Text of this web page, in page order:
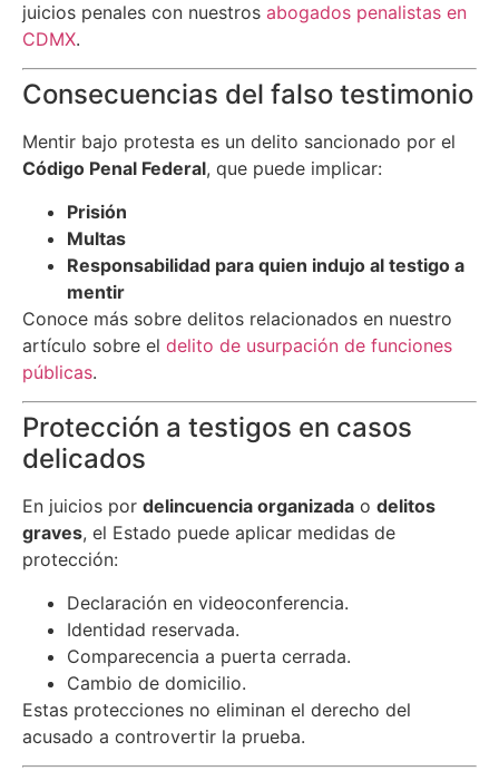
juicios penales con nuestros abogados penalistas en
CDMX.
Consecuencias del falso testimonio
Mentir bajo protesta es un delito sancionado por el
Código Penal Federal, que puede implicar:
Prisión
Multas
Responsabilidad para quien indujo al testigo a
mentir
Conoce más sobre delitos relacionados en nuestro
artículo sobre el delito de usurpación de funciones
públicas.
Protección a testigos en casos
delicados
En juicios por delincuencia organizada o delitos
graves, el Estado puede aplicar medidas de
protección:
Declaración en videoconferencia.
Identidad reservada.
Comparecencia a puerta cerrada.
Cambio de domicilio.
Estas protecciones no eliminan el derecho del
acusado a controvertir la prueba.